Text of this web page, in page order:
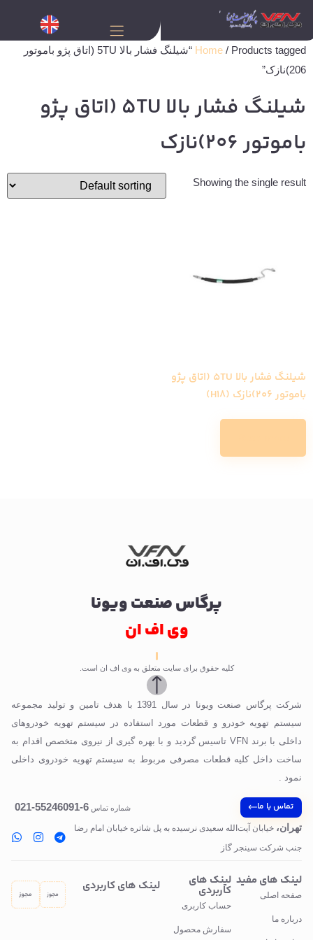
Home
/ Products tagged “شیلنگ فشار بالا 5TU (اتاق پژو باموتور
206)نازک”
شیلنگ فشار بالا 5TU (اتاق پژو
باموتور 206)نازک
Showing the single result
شیلنگ فشار بالا 5TU (اتاق پژو
باموتور 206)نازک (H18)
پرگاس صنعت ویونا
وی اف ان
کلیه حقوق برای سایت متعلق به وی اف ان است.
شرکت پرگاس صنعت ویونا در سال 1391 با هدف تامین و تولید مجموعه
سیستم تهویه خودرو و قطعات مورد استفاده در سیستم تهویه خودروهای
داخلی با برند VFN تاسیس گردید و با بهره گیری از نیروی متخصص اقدام به
ساخت داخل کلیه قطعات مصرفی مربوط به سیستم تهویه خودروی داخلی
نمود .
تماس با ما شماره تماس 6-55246091-021
تهران، خیابان آیت‌الله سعیدی نرسیده به پل‌ شاتره خیابان امام رضا
جنب شرکت سینجر گاز
لینک های مفید
صفحه اصلی
درباره ما
لینک های
کاربردی
حساب کاربری
سفارش محصول
لینک های کاربردی